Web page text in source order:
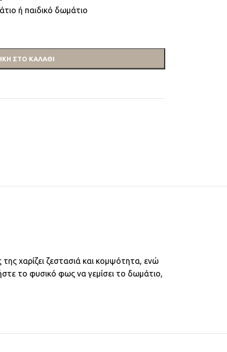
ή παιδικό δωμάτιο
ΣΤΟ ΚΑΛΆΘΙ
χαρίζει ζεστασιά και κομψότητα, ενώ
το φυσικό φως να γεμίσει το δωμάτιο,